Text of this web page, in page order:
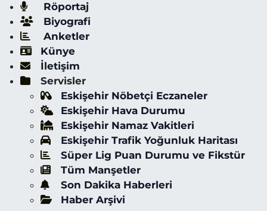
Röportaj
Biyografi
Anketler
Künye
İletişim
Servisler
Eskişehir Nöbetçi Eczaneler
Eskişehir Hava Durumu
Eskişehir Namaz Vakitleri
Eskişehir Trafik Yoğunluk Haritası
Süper Lig Puan Durumu ve Fikstür
Tüm Manşetler
Son Dakika Haberleri
Haber Arşivi